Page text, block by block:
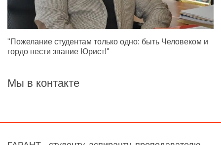
"Пожелание студентам только одно: быть Человеком и
гордо нести звание Юрист!"
Мы в контакте